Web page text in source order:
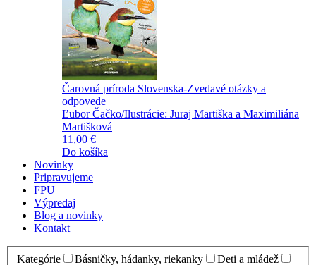
Čarovná príroda Slovenska-Zvedavé otázky a
odpovede
Ľubor Čačko/Ilustrácie: Juraj Martiška a Maximiliána
Martišková
11,00 €
Do košíka
Novinky
Pripravujeme
FPU
Výpredaj
Blog a novinky
Kontakt
Kategórie Básničky, hádanky, riekanky
Deti a mládež